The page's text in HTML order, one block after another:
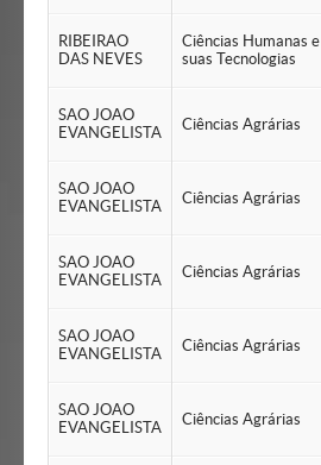
RIBEIRAO
DAS NEVES
Ciências Humanas e
suas Tecnologias
SAO JOAO
EVANGELISTA
Ciências Agrárias
SAO JOAO
EVANGELISTA
Ciências Agrárias
SAO JOAO
EVANGELISTA
Ciências Agrárias
SAO JOAO
EVANGELISTA
Ciências Agrárias
SAO JOAO
EVANGELISTA
Ciências Agrárias